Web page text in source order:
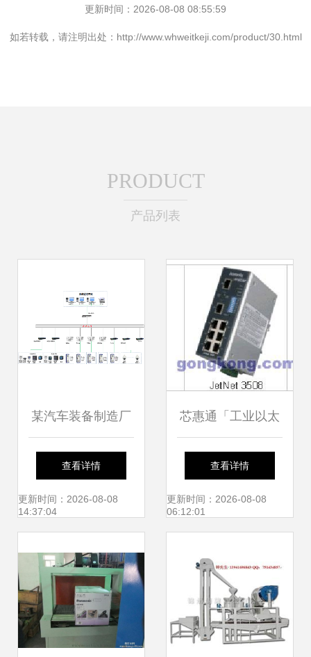
更新时间：2026-08-08 08:55:59
如若转载，请注明出处：http://www.whweitkeji.com/product/30.html
PRODUCT
产品列表
某汽车装备制造厂
区智慧综合能源数
字化服务项目
查看详情
更新时间：2026-08-08
14:37:04
芯惠通「工业以太
网 引领风骚五十
年」技术研讨会 网
之路
查看详情
更新时间：2026-08-08
06:12:01